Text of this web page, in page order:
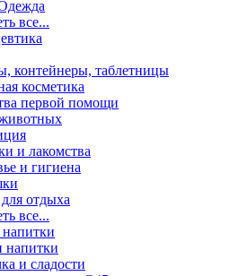
все...
контейнеры, таблетницы
косметика
первой помощи
и лакомства
и гигиена
отдыха
все...
напитки
и сладости